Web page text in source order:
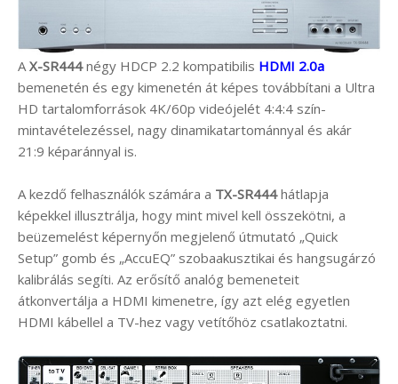
A X-SR444négy HDCP 2.2 kompatibilis HDMI 2.0a
bemenetén és egy kimenetén át képes továbbítani a Ultra
HD tartalomforrások 4K/60p videójelét 4:4:4 szín-
mintavételezéssel, nagy dinamikatartománnyal és akár
21:9 képaránnyal is.
A kezdő felhasználók számára a TX-SR444hátlapja
képekkel illusztrálja, hogy mint mivel kell összekötni, a
beüzemelést képernyőn megjelenő útmutató „Quick
Setup” gomb és „AccuEQ” szobaakusztikai és hangsugárzó
kalibrálás segíti. Az erősítő analóg bemeneteit
átkonvertálja a HDMI kimenetre, így azt elég egyetlen
HDMI kábellel a TV-hez vagy vetítőhöz csatlakoztatni.